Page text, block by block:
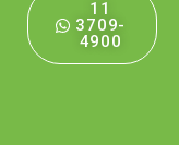
11
3709-
4900